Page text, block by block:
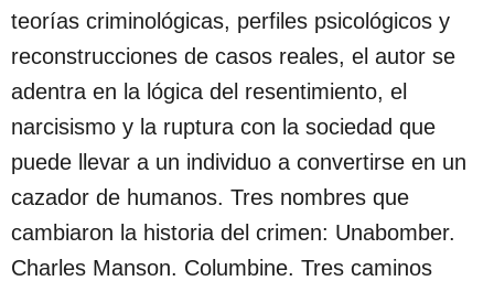
teorías criminológicas, perfiles psicológicos y
reconstrucciones de casos reales, el autor se
adentra en la lógica del resentimiento, el
narcisismo y la ruptura con la sociedad que
puede llevar a un individuo a convertirse en un
cazador de humanos. Tres nombres que
cambiaron la historia del crimen: Unabomber.
Charles Manson. Columbine. Tres caminos